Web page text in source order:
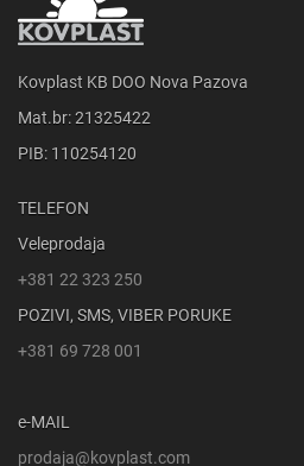
Kovplast KB DOO Nova Pazova
Mat.br: 21325422
PIB: 110254120
TELEFON
Veleprodaja
+381 22 323 250
POZIVI, SMS, VIBER PORUKE
+381 69 728 001
e-MAIL
prodaja@kovplast.com